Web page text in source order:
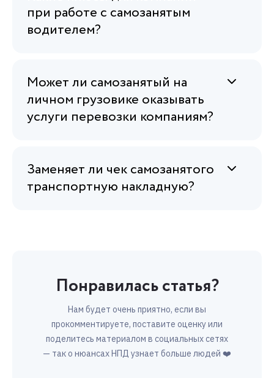
при работе с самозанятым
водителем?
Может ли самозанятый на
личном грузовике оказывать
услуги перевозки компаниям?
Заменяет ли чек самозанятого
транспортную накладную?
Понравилась статья?
Нам будет очень приятно, если вы
прокомментируете, поставите оценку или
поделитесь материалом в социальных сетях
— так о нюансах НПД узнает больше людей ❤️